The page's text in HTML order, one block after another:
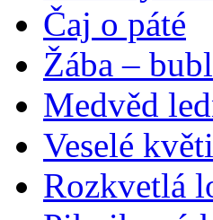
Čaj o páté
Žába –
Medvěd
Veselé
Rozkvetlá